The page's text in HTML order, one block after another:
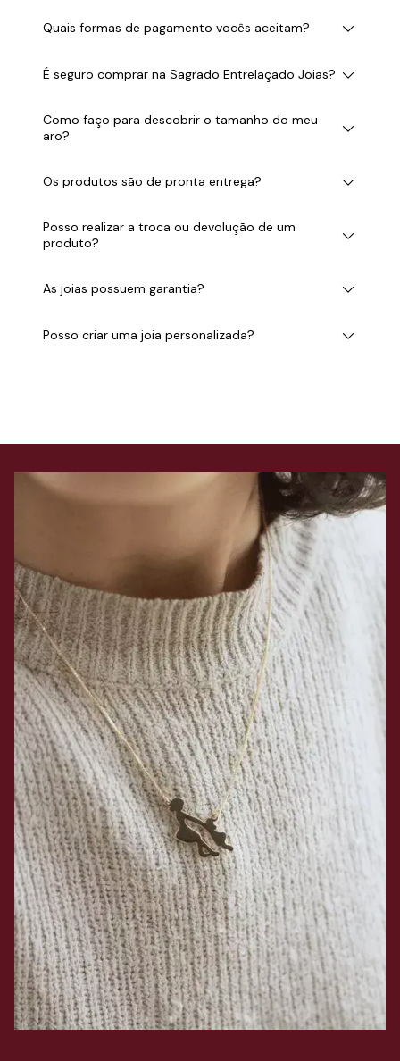
Quais formas de pagamento vocês aceitam?
É seguro comprar na Sagrado Entrelaçado Joias?
Como faço para descobrir o tamanho do meu
aro?
Os produtos são de pronta entrega?
Posso realizar a troca ou devolução de um
produto?
As joias possuem garantia?
Posso criar uma joia personalizada?